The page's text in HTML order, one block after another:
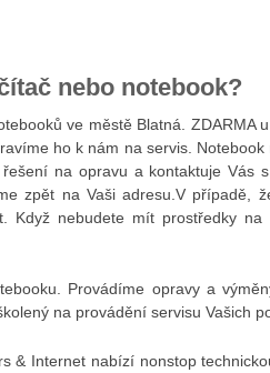
nebo notebook?
ve městě Blatná. ZDARMA
ho k nám na servis.
na opravu a kontaktuje Vás
zpět na Vaši adresu.V případě,
Když nebudete mít prostředky na
Provádíme opravy a
na provádění servisu Vašich
& Internet nabízí nonstop